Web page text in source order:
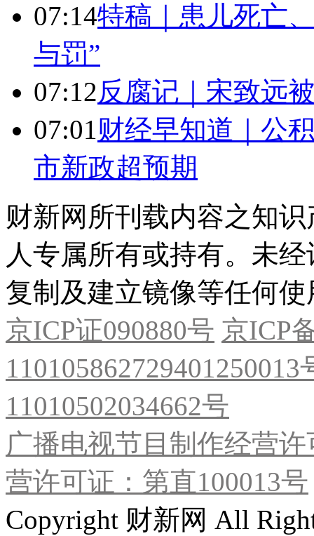
07:14特稿｜患儿死亡
与罚”
07:12反腐记｜宋致远
07:01财经早知道｜公
市新政超预期
财新网所刊载内容之知
人专属所有或持有。未
复制及建立镜像等任何使
京ICP证090880号 京ICP
11010502034662号
广播电视节目制作经营
营许可证：第直100013号
Copyright 财新网 All